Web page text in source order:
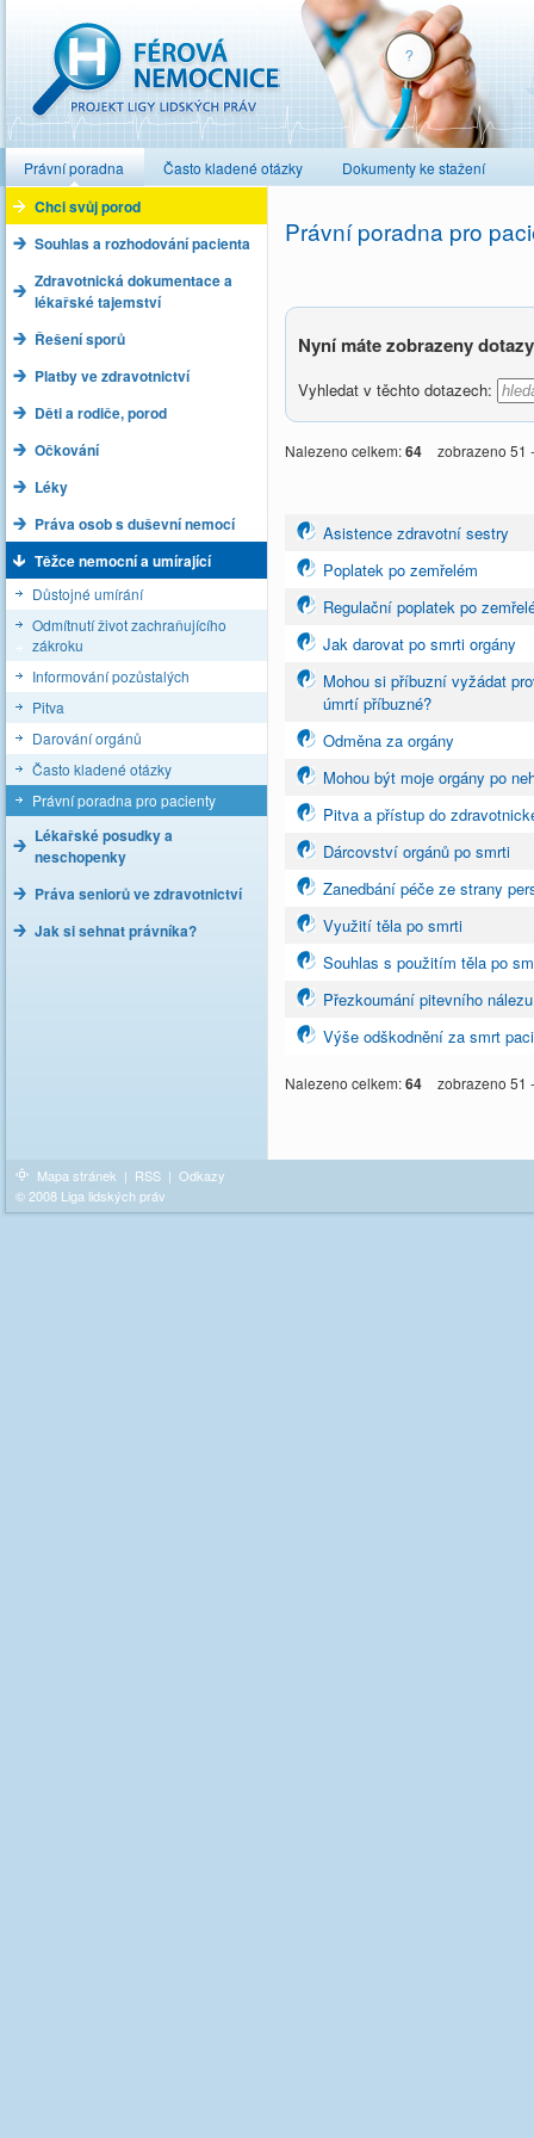
Právní poradna Často kladené otázky Dokumenty ke stažení
Chci svůj porod
Souhlas a rozhodování pacienta
Zdravotnická dokumentace a
lékařské tajemství
Řešení sporů
Platby ve zdravotnictví
Děti a rodiče, porod
Očkování
Léky
Práva osob s duševní nemocí
Těžce nemocní a umírající
Důstojné umírání
Odmítnutí život zachraňujícího
zákroku
Informování pozůstalých
Pitva
Darování orgánů
Často kladené otázky
Právní poradna pro pacienty
Lékařské posudky a
neschopenky
Práva seniorů ve zdravotnictví
Jak si sehnat právníka?
Právní poradna pro
Nyní máte zobrazeny
Vyhledat v těchto dotazech:
Nalezeno celkem:64 zobrazeno 51
Asistence zdravotní sestry
Poplatek po zemřelém
Regulační poplatek po
Jak darovat po smrti orgány
Mohou si příbuzní vyžádat
úmrtí příbuzné?
Odměna za orgány
Mohou být moje orgány po
Pitva a přístup do
Dárcovství orgánů po smrti
Zanedbání péče ze strany
Využití těla po smrti
Souhlas s použitím těla po
Přezkoumání pitevního nálezu
Výše odškodnění za smrt
Nalezeno celkem:64 zobrazeno 51
Mapa stránek | RSS | Odkazy
© 2008 Liga lidských práv